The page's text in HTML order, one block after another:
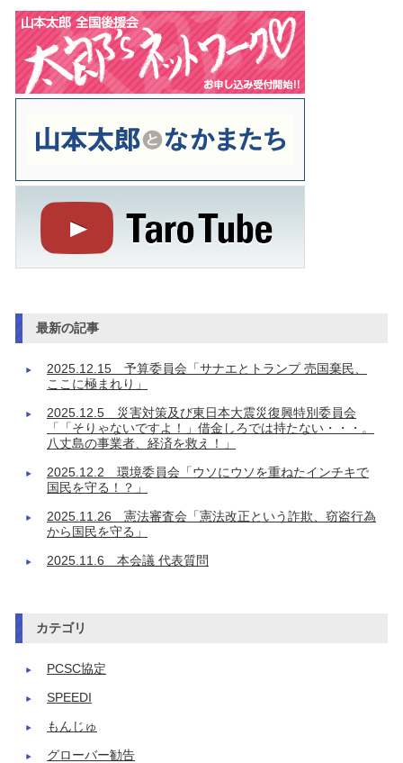
最新の記事
2025.12.15 予算委員会「サナエとトランプ 売国棄民、
ここに極まれり」
2025.12.5 災害対策及び東日本大震災復興特別委員会
「「そりゃないですよ！」借金しろでは持たない・・・。
八丈島の事業者、経済を救え！」
2025.12.2 環境委員会「ウソにウソを重ねたインチキで
国民を守る！？」
2025.11.26 憲法審査会「憲法改正という詐欺、窃盗行為
から国民を守る」
2025.11.6 本会議 代表質問
カテゴリ
PCSC協定
SPEEDI
もんじゅ
グローバー勧告